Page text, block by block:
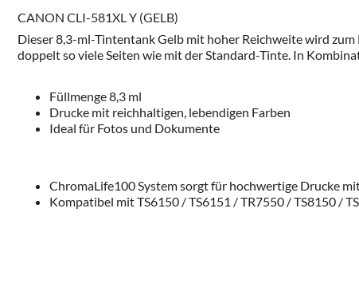
CANON CLI-581XL Y (GELB)
Dieser 8,3-ml-Tintentank Gelb mit hoher Reichweite wird
doppelt so viele Seiten wie mit der Standard-Tinte. In
Füllmenge 8,3 ml
Drucke mit reichhaltigen, lebendigen Farben
Ideal für Fotos und Dokumente
ChromaLife100 System sorgt für hochwertige Drucke
Kompatibel mit TS6150 / TS6151 / TR7550 / TS8150 /